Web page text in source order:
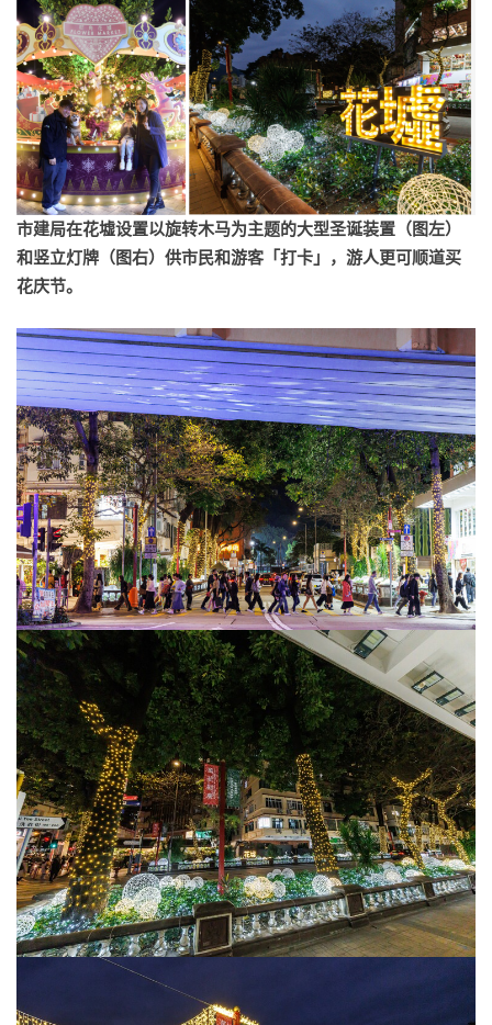
市建局在花墟设置以旋转木马为主题的大型圣诞装置（图左）
和竖立灯牌（图右）供市民和游客「打卡」，游人更可顺道买
花庆节。